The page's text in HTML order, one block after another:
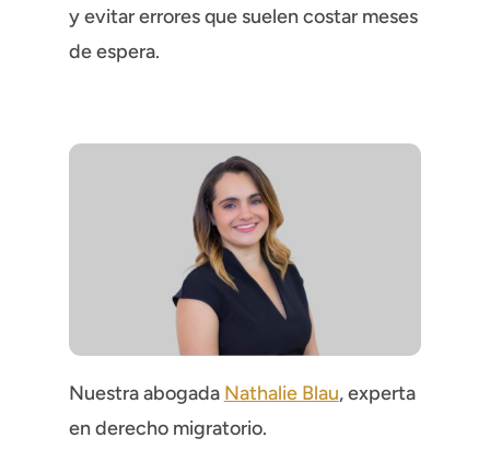
y evitar errores que suelen costar meses
de espera.
Nuestra abogada Nathalie Blau, experta
en derecho migratorio.